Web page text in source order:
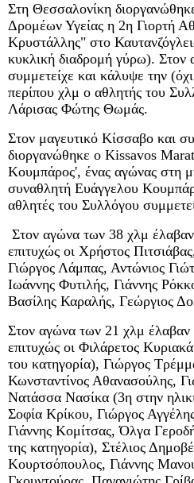
Στη Θεσσαλονίκη
Δρομέων Υγείας η 2η Γιορτή
Κρυστάλλης" στο
κυκλική διαδρομή γύρω).
συμμετείχε και κάλυψε την
περίπου χλμ ο αθλητής του
Λάρισας Φώτης Θωμάς.
Στον μαγευτικό Κίσσαβο και
διοργανώθηκε ο Kissavos
Κουμπάρος', ένας αγώνας στη
συναθλητή Ευάγγελου
αθλητές του Συλλόγου
Στον αγώνα των 38 χλμ
επιτυχώς οι Χρήστος
Γιώργος Λάμπας, Αντώνιος
Ιωάννης Φυτιλής, Γιάννης
Βασίλης Καραλής, Γεώργιος
Στον αγώνα των 21 χλμ έλαβαν
επιτυχώς οι Φιλάρετος
του κατηγορία), Γιώργος
Κωνσταντίνος Αθανασούλης,
Νατάσσα Νασίκα (3η στην
Σοφία Κρίκου, Γιώργος
Γιάννης Κομίτσας, Όλγα
της κατηγορία), Στέλιος
Κουρτσόπουλος, Γιάννης